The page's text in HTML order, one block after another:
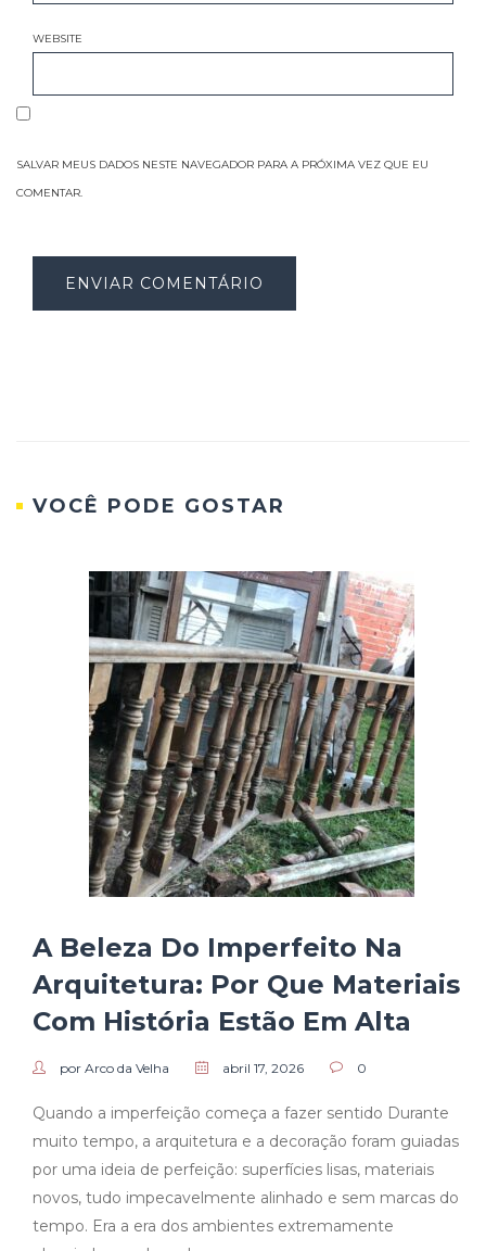
WEBSITE
SALVAR MEUS DADOS NESTE NAVEGADOR PARA A PRÓXIMA VEZ QUE EU
COMENTAR.
VOCÊ PODE GOSTAR
A Beleza Do Imperfeito Na
Arquitetura: Por Que Materiais
Com História Estão Em Alta
por Arco da Velha abril 17, 2026 0
Quando a imperfeição começa a fazer sentido Durante
muito tempo, a arquitetura e a decoração foram guiadas
por uma ideia de perfeição: superfícies lisas, materiais
novos, tudo impecavelmente alinhado e sem marcas do
tempo. Era a era dos ambientes extremamente